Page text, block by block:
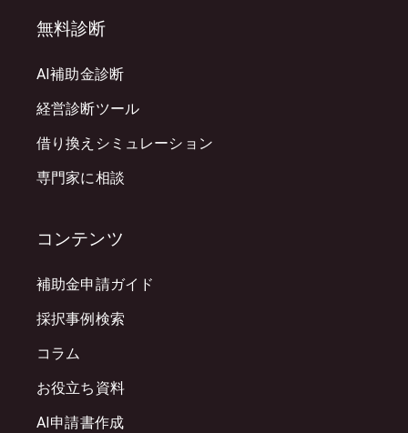
無料診断
AI補助金診断
経営診断ツール
借り換えシミュレーション
専門家に相談
コンテンツ
補助金申請ガイド
採択事例検索
コラム
お役立ち資料
AI申請書作成